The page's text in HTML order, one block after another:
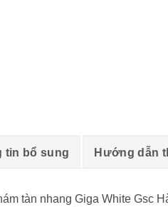
tin bổ sung Hướng dẫn
tàn nhang Giga White Gsc